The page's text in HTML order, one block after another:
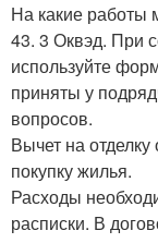
На какие работы
43. 3 Оквэд. При
используйте
приняты у
вопросов.
Вычет на
покупку жилья.
Расходы
расписки. В